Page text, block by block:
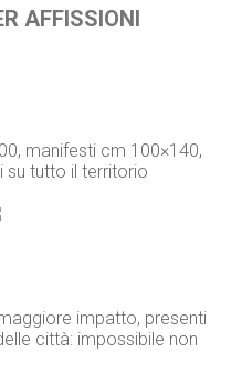
AFFISSIONI
manifesti cm 100×140,
su tutto il territorio
impatto, presenti
città: impossibile non